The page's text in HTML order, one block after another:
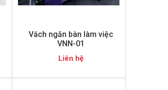
Vách ngăn bàn làm việc
VNN-01
Liên hệ